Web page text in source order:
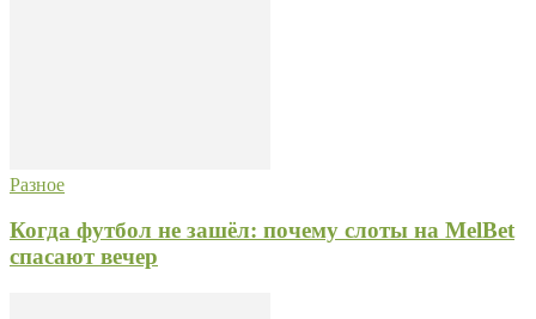
Разное
Когда футбол не зашёл: почему слоты на MelBet
спасают вечер